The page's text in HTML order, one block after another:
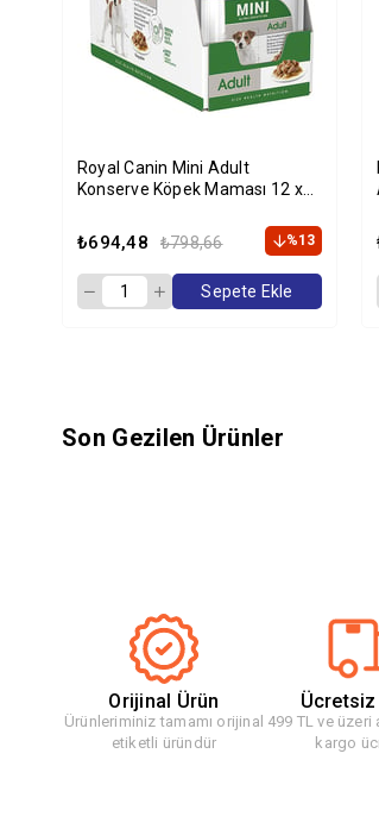
Royal Canin Mini Adult
Konserve Köpek Maması 12 x
₺694,48 ₺798,66 %13
Sepete Ekle
Son Gezilen Ürünler
Orijinal Ürün
Ürünleriminiz tamamı orijinal
etiketli üründür
499 TL ve üzeri
kargo